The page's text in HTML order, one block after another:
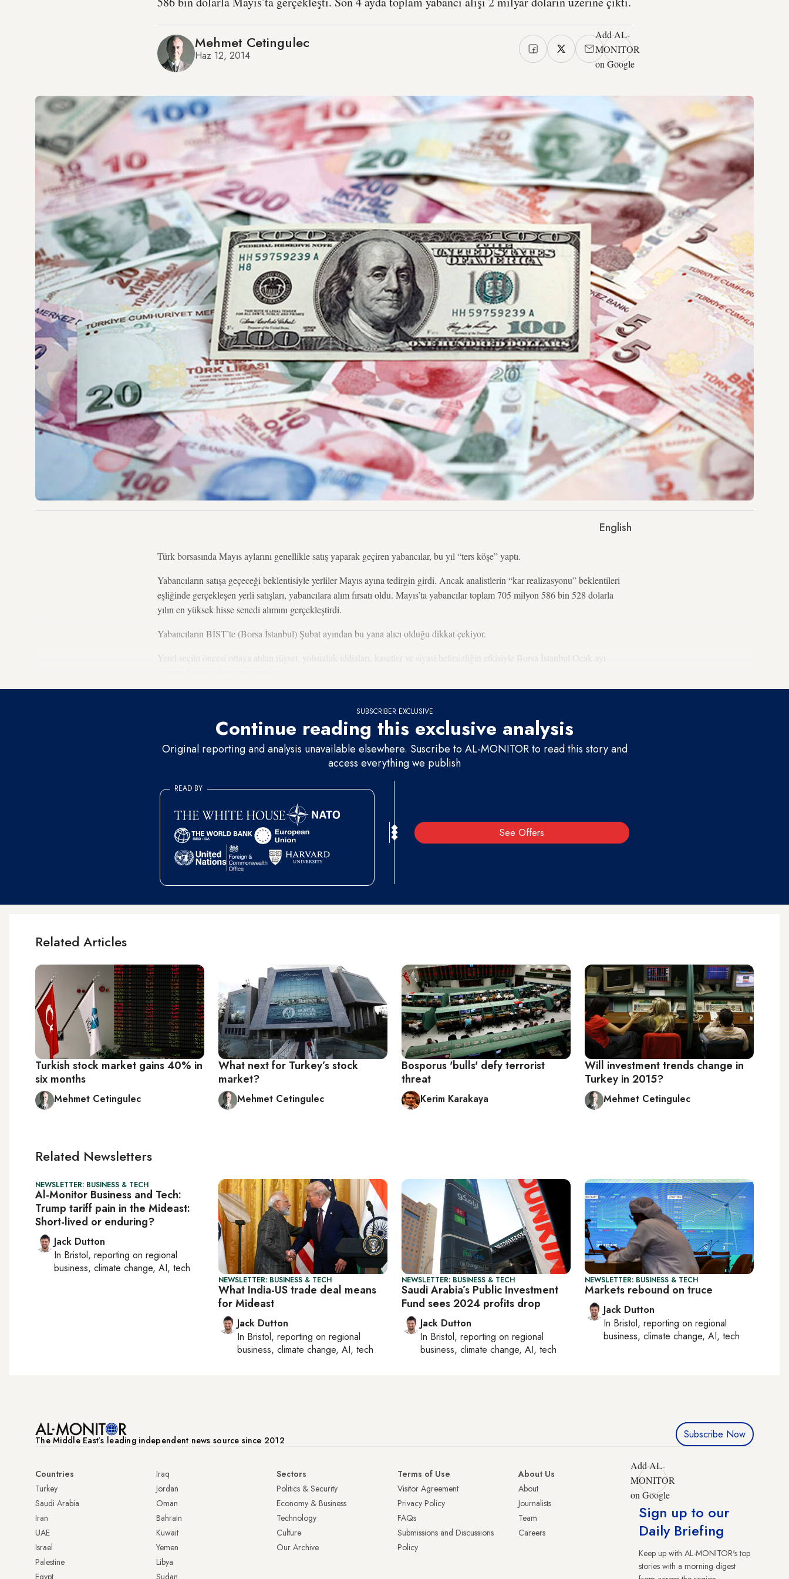
Mehmet Cetingulec
Haz 12, 2014
Add AL-
MONITOR
on Google
English
Türk borsasında Mayıs aylarını genellikle satış yaparak geçiren yabancılar, bu yıl “ters köşe” yaptı.
Yabancıların satışa geçeceği beklentisiyle yerliler Mayıs ayına tedirgin girdi. Ancak analistlerin “kar realizasyonu” beklentileri
eşliğinde gerçekleşen yerli satışları, yabancılara alım fırsatı oldu. Mayıs’ta yabancılar toplam 705 milyon 586 bin 528 dolarla
yılın en yüksek hisse senedi alımını gerçekleştirdi.
Yabancıların BİST’te (Borsa İstanbul) Şubat ayından bu yana alıcı olduğu dikkat çekiyor.
Yerel seçim öncesi ortaya atılan rüşvet, yolsuzluk iddiaları, kasetler ve siyasi belirsizliğin etkisiyle Borsa İstanbul Ocak ayı
SUBSCRIBER EXCLUSIVE
Continue reading this exclusive analysis
Original reporting and analysis unavailable elsewhere. Suscribe to AL-MONITOR to read this story and
access everything we publish
See Offers
READ BY
Related Articles
Turkish stock market gains 40% in
six months
Mehmet Cetingulec
What next for Turkey’s stock
market?
Mehmet Cetingulec
Bosporus 'bulls' defy terrorist
threat
Kerim Karakaya
Will investment trends change in
Turkey in 2015?
Mehmet Cetingulec
Related Newsletters
NEWSLETTER: BUSINESS & TECH
Al-Monitor Business and Tech:
Trump tariff pain in the Mideast:
Short-lived or enduring?
Jack Dutton
In Bristol, reporting on regional
business, climate change, AI, tech
NEWSLETTER: BUSINESS & TECH
What India-US trade deal means
for Mideast
Jack Dutton
In Bristol, reporting on regional
business, climate change, AI, tech
NEWSLETTER: BUSINESS & TECH
Saudi Arabia’s Public Investment
Fund sees 2024 profits drop
Jack Dutton
In Bristol, reporting on regional
business, climate change, AI, tech
NEWSLETTER: BUSINESS & TECH
Markets rebound on truce
Jack Dutton
In Bristol, reporting on regional
business, climate change, AI, tech
The Middle Eastʼs leading independent news source since 2012 Subscribe Now
Countries
Turkey
Saudi Arabia
Iran
UAE
Israel
Palestine
Iraq
Jordan
Oman
Bahrain
Kuwait
Yemen
Libya
Sectors
Politics & Security
Economy & Business
Technology
Culture
Our Archive
Terms of Use
Visitor Agreement
Privacy Policy
FAQs
Submissions and Discussions
Policy
About Us
About
Journalists
Team
Careers
Add AL-
MONITOR
on Google
Sign up to our
Daily Briefing
Keep up with AL-MONITOR's top
stories with a morning digest